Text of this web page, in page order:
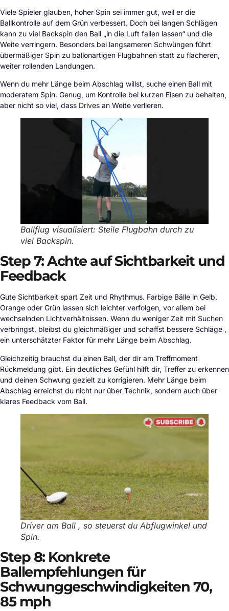
Viele Spieler glauben, hoher Spin sei immer gut, weil er die
Ballkontrolle auf dem Grün verbessert. Doch bei langen Schlägen
kann zu viel Backspin den Ball „in die Luft fallen lassen“ und die
Weite verringern. Besonders bei langsameren Schwüngen führt
übermäßiger Spin zu ballonartigen Flugbahnen statt zu flacheren,
weiter rollenden Landungen.
Wenn du mehr Länge beim Abschlag willst, suche einen Ball mit
moderatem Spin. Genug, um Kontrolle bei kurzen Eisen zu behalten,
aber nicht so viel, dass Drives an Weite verlieren.
Ballflug visualisiert: Steile Flugbahn durch zu
viel Backspin.
Step 7: Achte auf Sichtbarkeit und
Feedback
Gute Sichtbarkeit spart Zeit und Rhythmus. Farbige Bälle in Gelb,
Orange oder Grün lassen sich leichter verfolgen, vor allem bei
wechselnden Lichtverhältnissen. Wenn du weniger Zeit mit Suchen
verbringst, bleibst du gleichmäßiger und schaffst bessere Schläge ,
ein unterschätzter Faktor für mehr Länge beim Abschlag.
Gleichzeitig brauchst du einen Ball, der dir am Treffmoment
Rückmeldung gibt. Ein deutliches Gefühl hilft dir, Treffer zu erkennen
und deinen Schwung gezielt zu korrigieren. Mehr Länge beim
Abschlag erreichst du nicht nur über Technik, sondern auch über
klares Feedback vom Ball.
Driver am Ball , so steuerst du Abflugwinkel und
Spin.
Step 8: Konkrete
Ballempfehlungen für
Schwunggeschwindigkeiten 70,
85 mph